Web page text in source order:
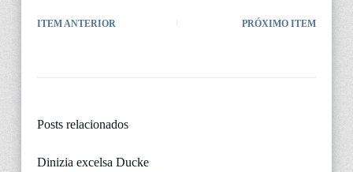
ITEM ANTERIOR PRÓXIMO ITEM
Posts relacionados
Dinizia excelsa Ducke